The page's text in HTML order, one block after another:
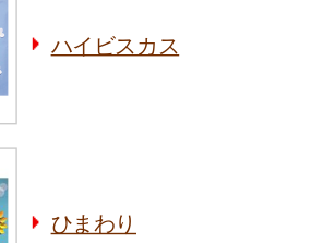
ハイビスカス
ひまわり